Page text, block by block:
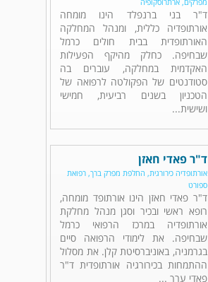
ד"ר בני ברנפלד הינו מומחה
אורתופדיה כללית, ומנהל המחלקה
האורתופדית בבית חולים כרמל
שבחיפה. כחלק מהיקף הפעילות
האקדמית במחלקה, עוברים בה
סטודנטים של הפקולטה לרפואה של
הטכניון בשנים רביעית, חמישי
ושישית...
ד"ר פאדי חאזן
אורתופדיה כירורגית, החלפת מפרק ברך, רפואת
ספורט
ד"ר פאדי חאזן הינו אורתופד מומחה,
רופא ראשי ובכיר וסגן מנהל מחלקת
אורתופדיה במרכז הרפואי כרמל
שבחיפה. את לימודי הרפואה סיים
בגרמניה, באוניברסיטת קלן. את מסלול
ההתמחות בכירורגיה אורתופדית ד"ר
פאדי ערך ...